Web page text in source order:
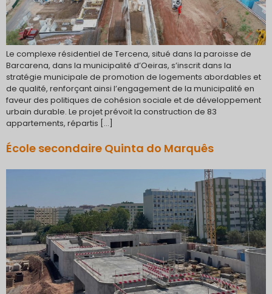
Le complexe résidentiel de Tercena, situé dans la paroisse de
Barcarena, dans la municipalité d’Oeiras, s’inscrit dans la
stratégie municipale de promotion de logements abordables et
de qualité, renforçant ainsi l’engagement de la municipalité en
faveur des politiques de cohésion sociale et de développement
urbain durable. Le projet prévoit la construction de 83
appartements, répartis […]
École secondaire Quinta do Marquês